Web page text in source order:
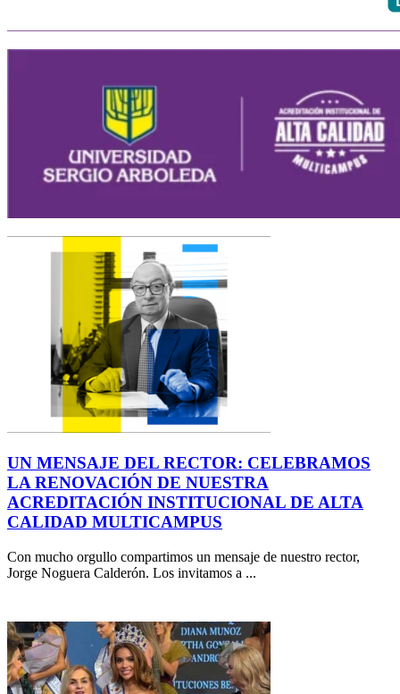
UN MENSAJE DEL RECTOR: CELEBRAMOS
LA RENOVACIÓN DE NUESTRA
ACREDITACIÓN INSTITUCIONAL DE ALTA
CALIDAD MULTICAMPUS
Con mucho orgullo compartimos un mensaje de nuestro rector,
Jorge Noguera Calderón. Los invitamos a ...